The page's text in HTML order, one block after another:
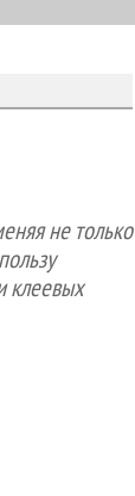
не только
клеевых